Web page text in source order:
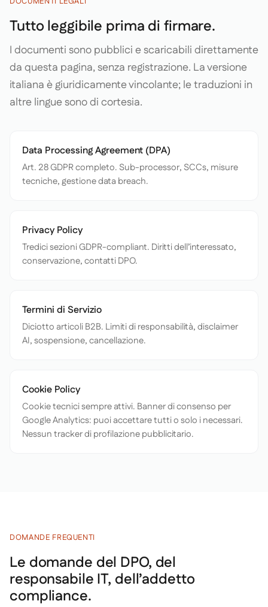
Tutto leggibile prima di firmare.
I documenti sono pubblici e scaricabili direttamente
da questa pagina, senza registrazione. La versione
italiana è giuridicamente vincolante; le traduzioni in
altre lingue sono di cortesia.
Data Processing Agreement (DPA)
Art. 28 GDPR completo. Sub-processor, SCCs, misure
tecniche, gestione data breach.
Privacy Policy
Tredici sezioni GDPR-compliant. Diritti dell’interessato,
conservazione, contatti DPO.
Termini di Servizio
Diciotto articoli B2B. Limiti di responsabilità, disclaimer
AI, sospensione, cancellazione.
Cookie Policy
Cookie tecnici sempre attivi. Banner di consenso per
Google Analytics: puoi accettare tutti o solo i necessari.
Nessun tracker di profilazione pubblicitario.
DOMANDE FREQUENTI
Le domande del DPO, del
responsabile IT, dell’addetto
compliance.